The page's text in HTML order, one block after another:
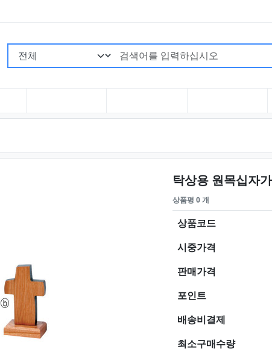
검색어 필수
탁상용 원목십자
상품평 0 개
상품코드
시중가격
판매가격
포인트
배송비결제
최소구매수량